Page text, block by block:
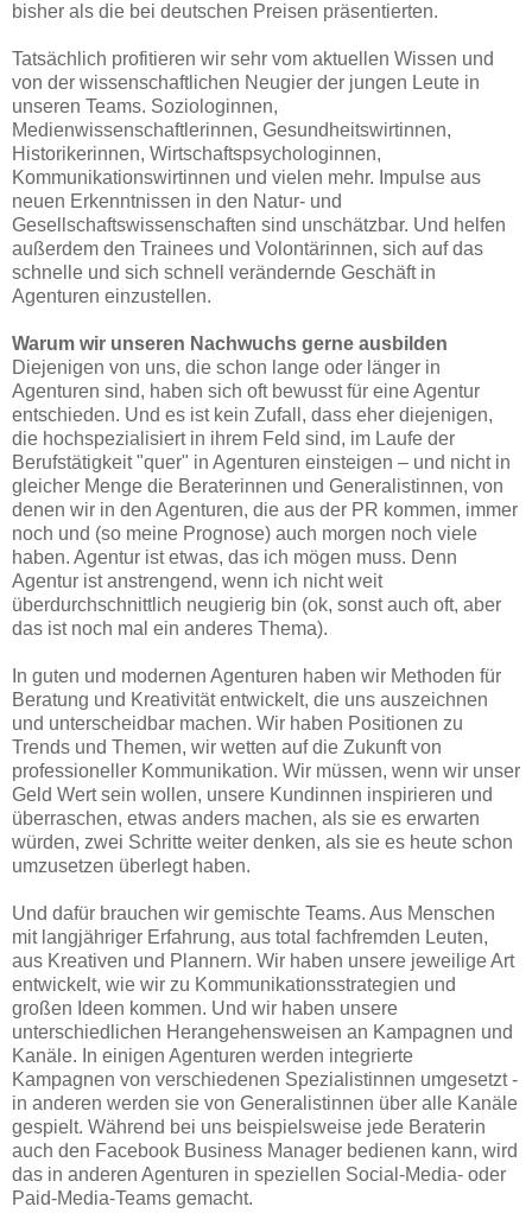
bisher als die bei deutschen Preisen präsentierten.
Tatsächlich profitieren wir sehr vom aktuellen Wissen und
von der wissenschaftlichen Neugier der jungen Leute in
unseren Teams. Soziologinnen,
Medienwissenschaftlerinnen, Gesundheitswirtinnen,
Historikerinnen, Wirtschaftspsychologinnen,
Kommunikationswirtinnen und vielen mehr. Impulse aus
neuen Erkenntnissen in den Natur- und
Gesellschaftswissenschaften sind unschätzbar. Und helfen
außerdem den Trainees und Volontärinnen, sich auf das
schnelle und sich schnell verändernde Geschäft in
Agenturen einzustellen.
Warum wir unseren Nachwuchs gerne ausbilden
Diejenigen von uns, die schon lange oder länger in
Agenturen sind, haben sich oft bewusst für eine Agentur
entschieden. Und es ist kein Zufall, dass eher diejenigen,
die hochspezialisiert in ihrem Feld sind, im Laufe der
Berufstätigkeit "quer" in Agenturen einsteigen – und nicht in
gleicher Menge die Beraterinnen und Generalistinnen, von
denen wir in den Agenturen, die aus der PR kommen, immer
noch und (so meine Prognose) auch morgen noch viele
haben. Agentur ist etwas, das ich mögen muss. Denn
Agentur ist anstrengend, wenn ich nicht weit
überdurchschnittlich neugierig bin (ok, sonst auch oft, aber
das ist noch mal ein anderes Thema).
In guten und modernen Agenturen haben wir Methoden für
Beratung und Kreativität entwickelt, die uns auszeichnen
und unterscheidbar machen. Wir haben Positionen zu
Trends und Themen, wir wetten auf die Zukunft von
professioneller Kommunikation. Wir müssen, wenn wir unser
Geld Wert sein wollen, unsere Kundinnen inspirieren und
überraschen, etwas anders machen, als sie es erwarten
würden, zwei Schritte weiter denken, als sie es heute schon
umzusetzen überlegt haben.
Und dafür brauchen wir gemischte Teams. Aus Menschen
mit langjähriger Erfahrung, aus total fachfremden Leuten,
aus Kreativen und Plannern. Wir haben unsere jeweilige Art
entwickelt, wie wir zu Kommunikationsstrategien und
großen Ideen kommen. Und wir haben unsere
unterschiedlichen Herangehensweisen an Kampagnen und
Kanäle. In einigen Agenturen werden integrierte
Kampagnen von verschiedenen Spezialistinnen umgesetzt -
in anderen werden sie von Generalistinnen über alle Kanäle
gespielt. Während bei uns beispielsweise jede Beraterin
auch den Facebook Business Manager bedienen kann, wird
das in anderen Agenturen in speziellen Social-Media- oder
Paid-Media-Teams gemacht.